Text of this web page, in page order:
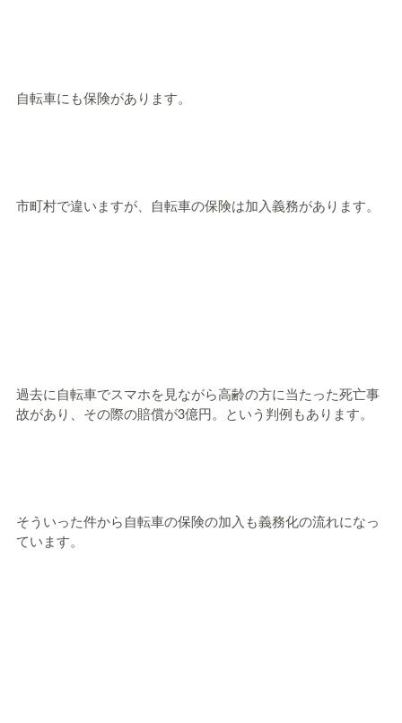
自転車にも保険があります。
市町村で違いますが、自転車の保険は加入義務があります。
過去に自転車でスマホを見ながら高齢の方に当たった死亡事
故があり、その際の賠償が3億円。という判例もあります。
そういった件から自転車の保険の加入も義務化の流れになっ
ています。